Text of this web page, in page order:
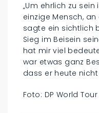
„Um ehrlich zu
einzige Mensch,
sagte ein sichtlich
Sieg im Beisein
hat mir viel
war etwas ganz
dass er heute
Foto: DP World Tour